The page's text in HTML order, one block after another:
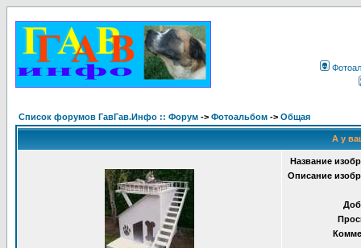
Список форумов ГавГав.Инфо :: Форум -> Фотоальбом -> Общая
А у
Название
Описание